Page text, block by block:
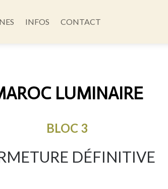
INFOS CONTACT
LUMINAIRE
BLOC 3
DÉFINITIVE